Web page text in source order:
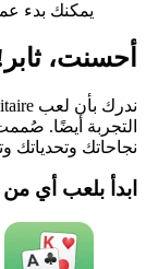
يمكنك بدء
أحسنت،
نجاحاتك وتحدياتك
ابدأ بلعب أي